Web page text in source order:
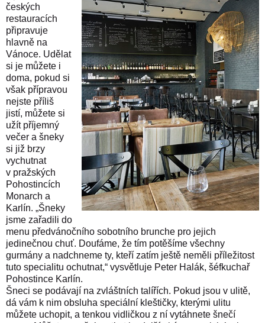
českých
restauracích
připravuje
hlavně na
Vánoce. Udělat
si je můžete i
doma, pokud si
však přípravou
nejste příliš
jistí, můžete si
užít příjemný
večer a šneky
si již brzy
vychutnat
v pražských
Pohostincích
Monarch a
Karlín. „Šneky
jsme zařadili do
menu předvánočního sobotního brunche pro jejich
jedinečnou chuť. Doufáme, že tím potěšíme všechny
gurmány a nadchneme ty, kteří zatím ještě neměli příležitost
tuto specialitu ochutnat,“ vysvětluje Peter Halák, šéfkuchař
Pohostince Karlín.
Šneci se podávají na zvláštních talířích. Pokud jsou v ulitě,
dá vám k nim obsluha speciální kleštičky, kterými ulitu
můžete uchopit, a tenkou vidličkou z ní vytáhnete šnečí